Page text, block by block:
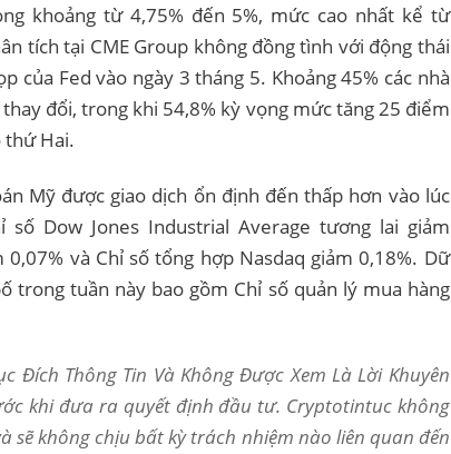
khoảng từ 4,75% đến 5%, mức cao nhất kể từ
tích tại CME Group không đồng tình với động thái
của Fed vào ngày 3 tháng 5. Khoảng 45% các nhà
đổi, trong khi 54,8% kỳ vọng mức tăng 25 điểm
thứ Hai.
Mỹ được giao dịch ổn định đến thấp hơn vào lúc
số Dow Jones Industrial Average tương lai giảm
0,07% và Chỉ số tổng hợp Nasdaq giảm 0,18%. Dữ
trong tuần này bao gồm Chỉ số quản lý mua hàng
Đích Thông Tin Và Không Được Xem Là Lời Khuyên
khi đưa ra quyết định đầu tư. Cryptotintuc không
sẽ không chịu bất kỳ trách nhiệm nào liên quan đến